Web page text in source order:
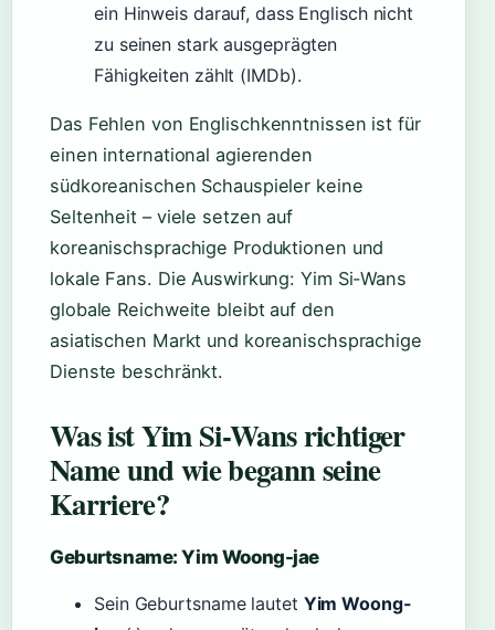
ein Hinweis darauf, dass Englisch nicht
zu seinen stark ausgeprägten
Fähigkeiten zählt (IMDb).
Das Fehlen von Englischkenntnissen ist für
einen international agierenden
südkoreanischen Schauspieler keine
Seltenheit – viele setzen auf
koreanischsprachige Produktionen und
lokale Fans. Die Auswirkung: Yim Si-Wans
globale Reichweite bleibt auf den
asiatischen Markt und koreanischsprachige
Dienste beschränkt.
Was ist Yim Si-Wans richtiger
Name und wie begann seine
Karriere?
Geburtsname: Yim Woong-jae
Sein Geburtsname lautet Yim Woong-